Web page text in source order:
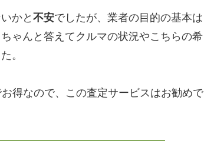
かと 不安でしたが、業者の目的の基本は
ゃんと答えてクルマの状況やこちらの希
。
得なので、この査定サービスはお勧めで